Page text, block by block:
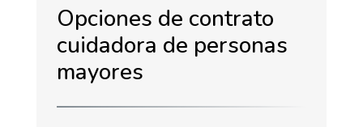
Opciones de contrato
cuidadora de personas
mayores